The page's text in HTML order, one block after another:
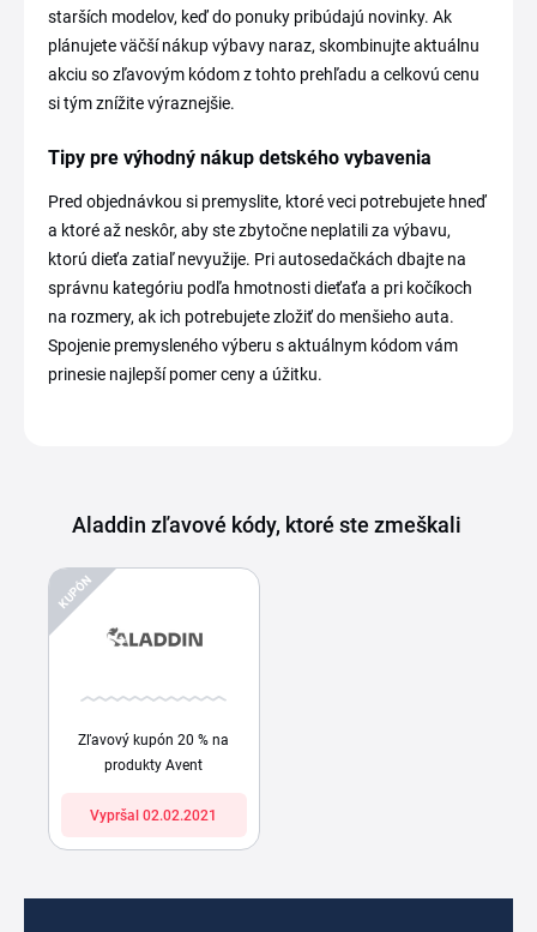
starších modelov, keď do ponuky pribúdajú novinky. Ak
plánujete väčší nákup výbavy naraz, skombinujte aktuálnu
akciu so zľavovým kódom z tohto prehľadu a celkovú cenu
si tým znížite výraznejšie.
Tipy pre výhodný nákup detského vybavenia
Pred objednávkou si premyslite, ktoré veci potrebujete hneď
a ktoré až neskôr, aby ste zbytočne neplatili za výbavu,
ktorú dieťa zatiaľ nevyužije. Pri autosedačkách dbajte na
správnu kategóriu podľa hmotnosti dieťaťa a pri kočíkoch
na rozmery, ak ich potrebujete zložiť do menšieho auta.
Spojenie premysleného výberu s aktuálnym kódom vám
prinesie najlepší pomer ceny a úžitku.
Aladdin zľavové kódy, ktoré ste zmeškali
KUPÓN
Zľavový kupón 20 % na
produkty Avent
Vypršal 02.02.2021